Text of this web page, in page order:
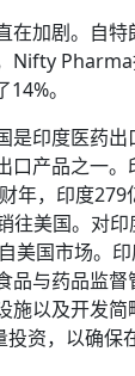
在加剧。自
Nifty
。
是印度医药
口产品之一
年，印度279
往美国。对印
美国市场。
品与药品监督
施以及开发简
投资，以确保